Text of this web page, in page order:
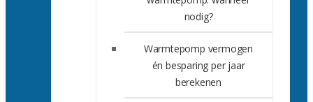
nodig?
Warmtepomp vermogen
én besparing per jaar
berekenen